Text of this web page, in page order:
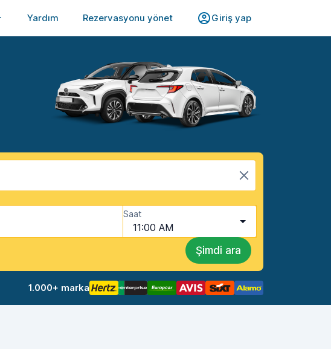
Yardım Rezervasyonu yönet Giriş yap
Saat
11:00 AM
Şimdi ara
1.000+ marka